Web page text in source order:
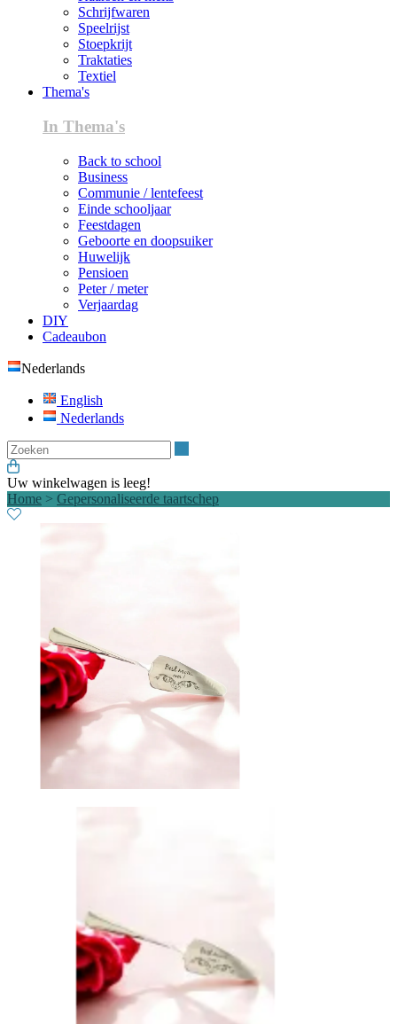
Schrijfwaren
Speelrijst
Stoepkrijt
Traktaties
Textiel
Thema's
In Thema's
Back to school
Business
Communie / lentefeest
Einde schooljaar
Feestdagen
Geboorte en doopsuiker
Huwelijk
Pensioen
Peter / meter
Verjaardag
DIY
Cadeaubon
Nederlands
English
Nederlands
Uw winkelwagen is leeg!
Home > Gepersonaliseerde taartschep